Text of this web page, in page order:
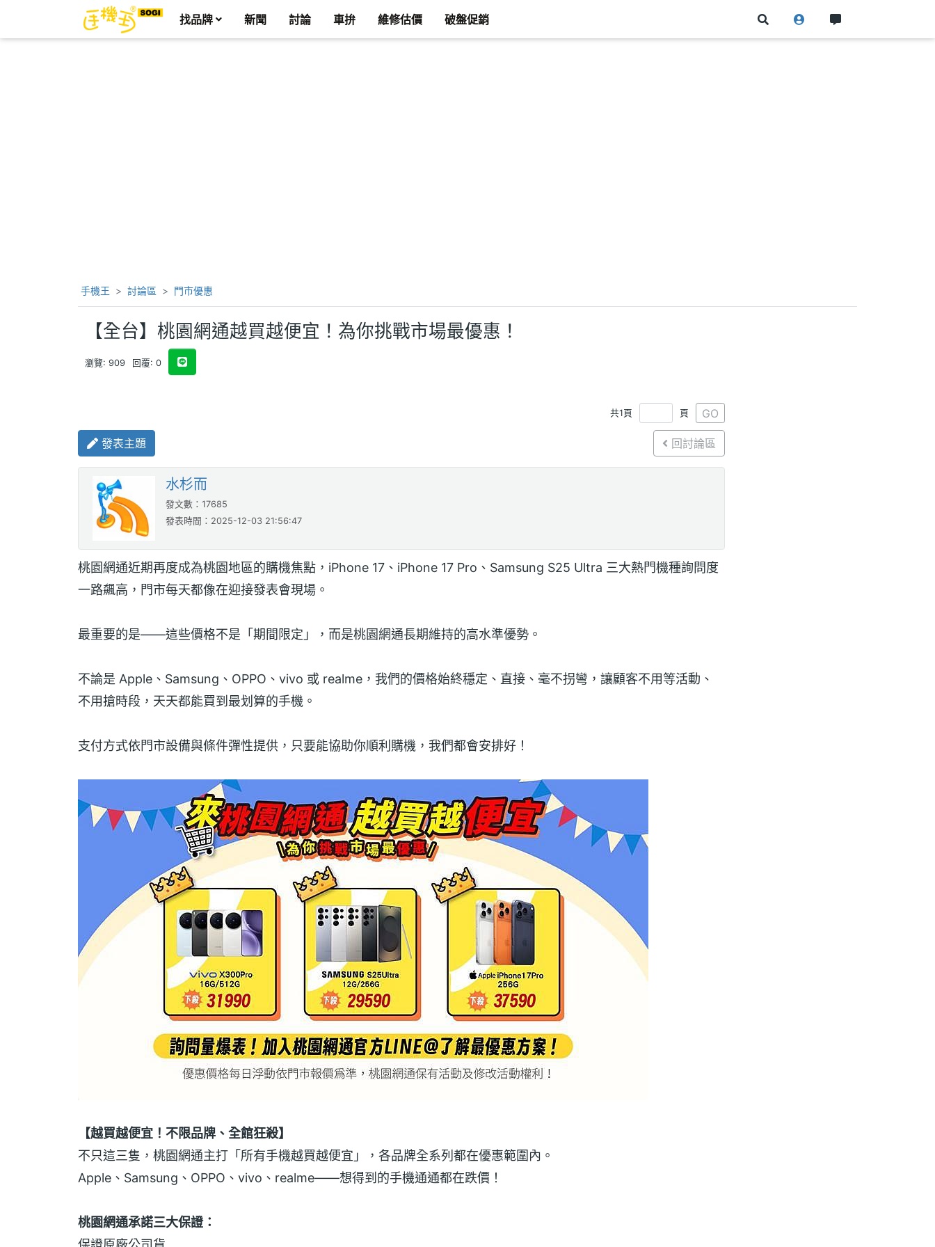
找品牌 新聞 討論 車拚 維修估價 破盤促銷
手機王 討論區 門市優惠
【全台】桃園網通越買越便宜！為你挑戰市場最優惠！
瀏覽: 909 回覆: 0
共1頁 頁 GO
發表主題 回討論區
水杉而
發文數：17685
發表時間：2025-12-03 21:56:47
桃園網通近期再度成為桃園地區的購機焦點，iPhone 17、iPhone 17 Pro、Samsung S25 Ultra 三大熱門機種詢問度
一路飆高，門市每天都像在迎接發表會現場。
最重要的是——這些價格不是「期間限定」，而是桃園網通長期維持的高水準優勢。
不論是 Apple、Samsung、OPPO、vivo 或 realme，我們的價格始終穩定、直接、毫不拐彎，讓顧客不用等活動、
不用搶時段，天天都能買到最划算的手機。
支付方式依門市設備與條件彈性提供，只要能協助你順利購機，我們都會安排好！
【越買越便宜！不限品牌、全館狂殺】
不只這三隻，桃園網通主打「所有手機越買越便宜」，各品牌全系列都在優惠範圍內。
Apple、Samsung、OPPO、vivo、realme——想得到的手機通通都在跌價！
桃園網通承諾三大保證：